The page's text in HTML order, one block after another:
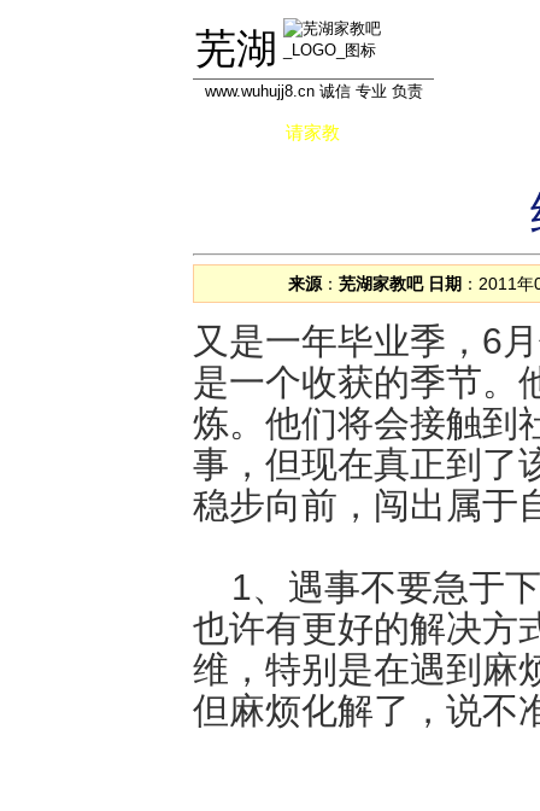
芜湖
www.wuhujj8.cn 诚信 专业 负责
请家教
来源 ： 芜湖家教吧 日期 ：2011
又是一年毕业季，6
是一个收获的季节。
炼。他们将会接触到
事，但现在真正到了
稳步向前，闯出属于
1、遇事不要急于
也许有更好的解决方
维，特别是在遇到麻
但麻烦化解了，说不